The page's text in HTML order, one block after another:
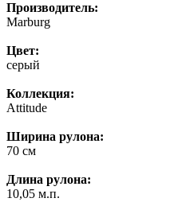
Производитель:
Marburg
Цвет:
серый
Коллекция:
Attitude
Ширина рулона:
70 см
Длина рулона:
10,05 м.п.